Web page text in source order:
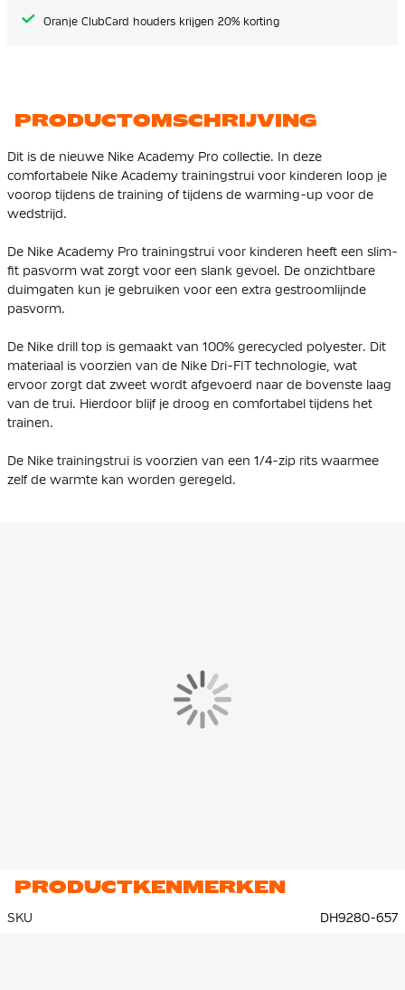
Oranje ClubCard houders krijgen 20% korting
PRODUCTOMSCHRIJVING
Dit is de nieuwe Nike Academy Pro collectie. In deze
comfortabele Nike Academy trainingstrui voor kinderen loop je
voorop tijdens de training of tijdens de warming-up voor de
wedstrijd.
De Nike Academy Pro trainingstrui voor kinderen heeft een slim-
fit pasvorm wat zorgt voor een slank gevoel. De onzichtbare
duimgaten kun je gebruiken voor een extra gestroomlijnde
pasvorm.
De Nike drill top is gemaakt van 100% gerecycled polyester. Dit
materiaal is voorzien van de Nike Dri-FIT technologie, wat
ervoor zorgt dat zweet wordt afgevoerd naar de bovenste laag
van de trui. Hierdoor blijf je droog en comfortabel tijdens het
trainen.
De Nike trainingstrui is voorzien van een 1/4-zip rits waarmee
zelf de warmte kan worden geregeld.
PRODUCTKENMERKEN
SKU DH9280-657